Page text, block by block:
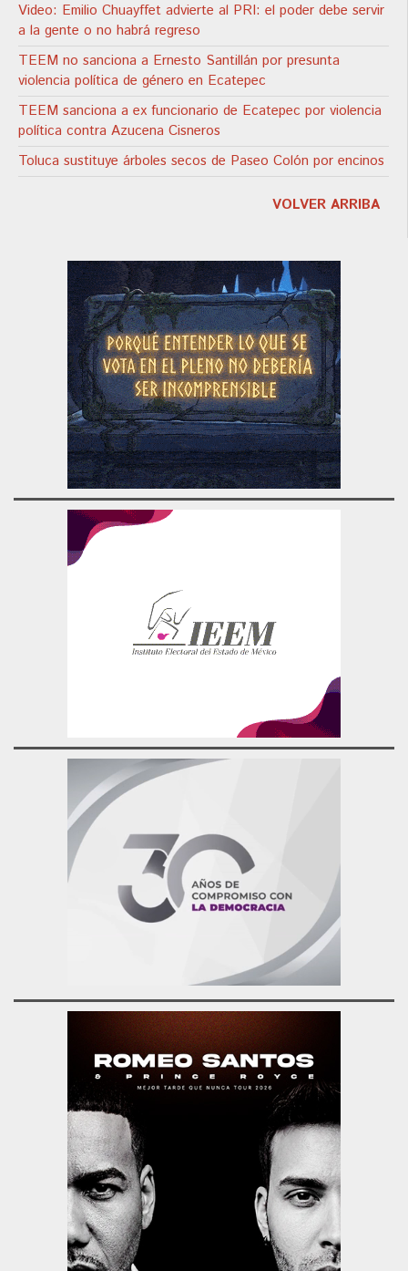
Video: Emilio Chuayffet advierte al PRI: el poder debe servir
a la gente o no habrá regreso
TEEM no sanciona a Ernesto Santillán por presunta
violencia política de género en Ecatepec
TEEM sanciona a ex funcionario de Ecatepec por violencia
política contra Azucena Cisneros
Toluca sustituye árboles secos de Paseo Colón por encinos
VOLVER ARRIBA